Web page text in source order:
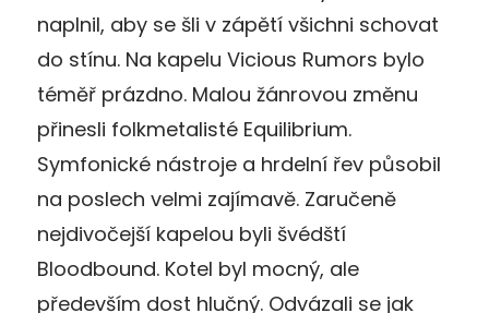
naplnil, aby se šli v zápětí všichni schovat
do stínu. Na kapelu Vicious Rumors bylo
téměř prázdno. Malou žánrovou změnu
přinesli folkmetalisté Equilibrium.
Symfonické nástroje a hrdelní řev působil
na poslech velmi zajímavě. Zaručeně
nejdivočejší kapelou byli švédští
Bloodbound. Kotel byl mocný, ale
především dost hlučný. Odvázali se jak